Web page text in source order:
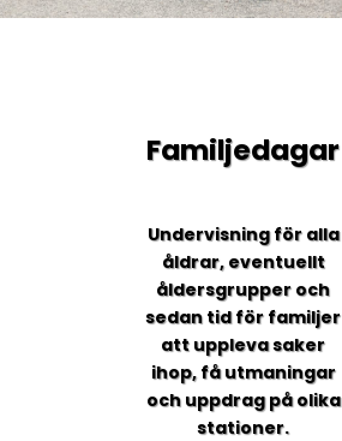
Familjedagar
Undervisning för alla
åldrar, eventuellt
åldersgrupper och
sedan tid för familjer
att uppleva saker
ihop, få utmaningar
och uppdrag på olika
stationer.